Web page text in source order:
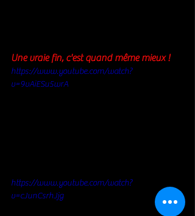
Une vraie fin, c'est quand même mieux !
https://www.youtube.com/watch?
v=9vAiESu5wrA
https://www.youtube.com/watch?
v=cJunCsrhJjg